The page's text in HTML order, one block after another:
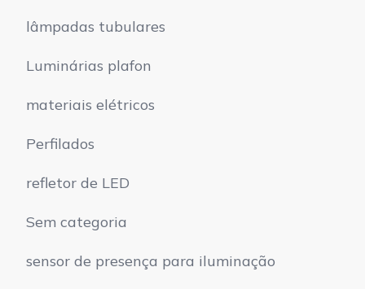
lâmpadas tubulares
Luminárias plafon
materiais elétricos
Perfilados
refletor de LED
Sem categoria
sensor de presença para iluminação